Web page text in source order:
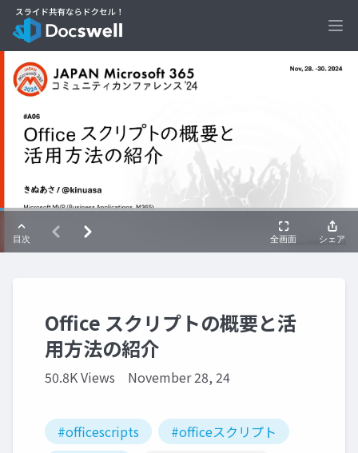
Office スクリプトの概要と活
用方法の紹介
50.8K Views November 28, 24
#officescripts
#officeスクリプト